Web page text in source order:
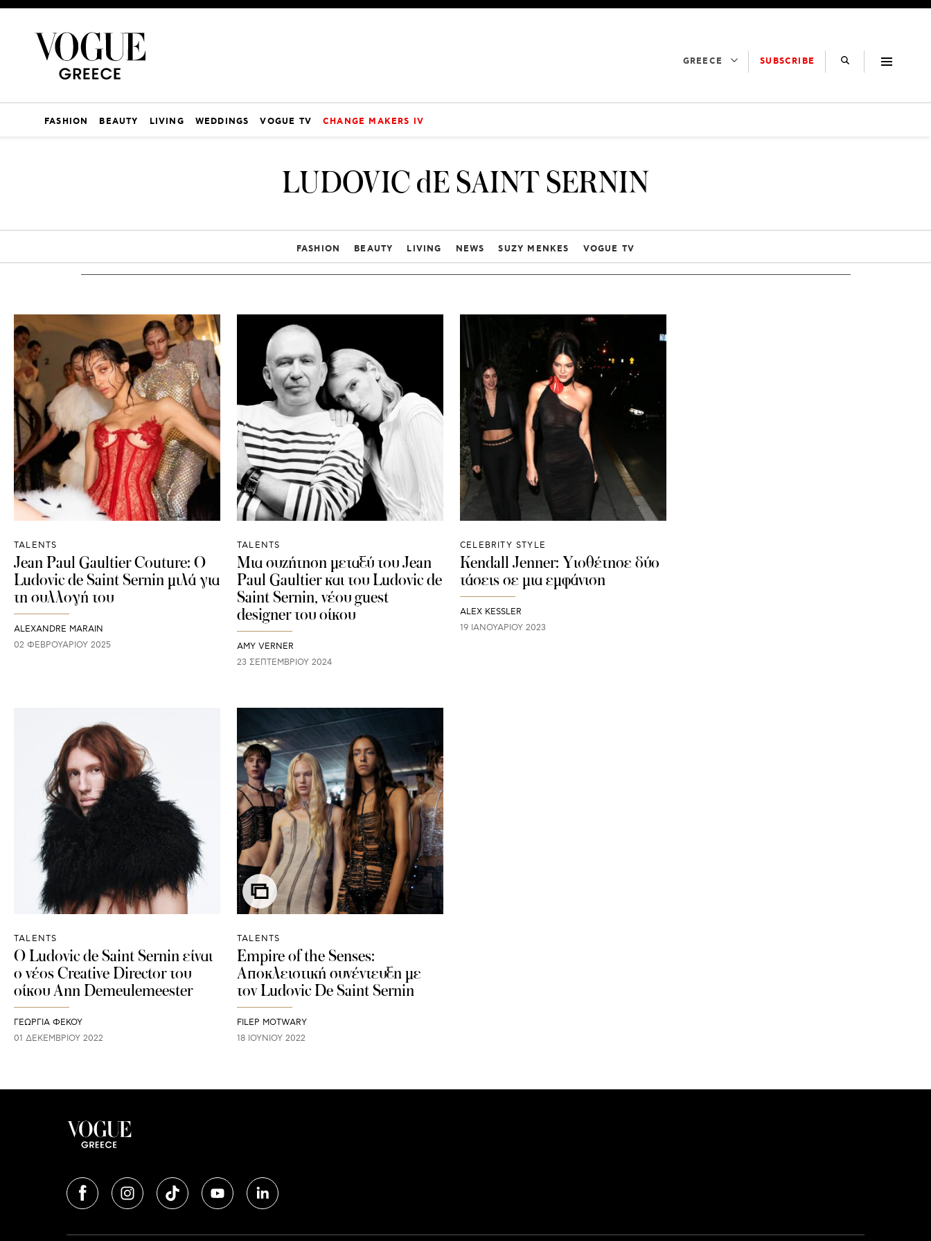
GREECE SUBSCRIBE
FASHION BEAUTY LIVING WEDDINGS VOGUE TV CHANGE MAKERS IV
LUDOVIC dE SAINT SERNIN
FASHION BEAUTY LIVING NEWS SUZY MENKES VOGUE TV
TALENTS
Jean Paul Gaultier Couture: O
Ludovic de Saint Sernin μιλά για
τη συλλογή του
ALEXANDRE MARAIN
02 ΦΕΒΡΟΥΑΡΊΟΥ 2025
TALENTS
Μια συζήτηση μεταξύ του Jean
Paul Gaultier και του Ludovic de
Saint Sernin, νέου guest
designer του οίκου
AMY VERNER
23 ΣΕΠΤΕΜΒΡΊΟΥ 2024
CELEBRITY STYLE
Kendall Jenner: Υιοθέτησε δύο
τάσεις σε μια εμφάνιση
ALEX KESSLER
19 ΙΑΝΟΥΑΡΊΟΥ 2023
TALENTS
O Ludovic de Saint Sernin είναι
ο νέος Creative Director του
οίκου Ann Demeulemeester
ΓΕΩΡΓΙΑ ΦΕΚΟΥ
01 ΔΕΚΕΜΒΡΊΟΥ 2022
TALENTS
Empire of the Senses:
Αποκλειστική συνέντευξη με
τον Ludovic De Saint Sernin
FILEP MOTWARY
18 ΙΟΥΝΊΟΥ 2022